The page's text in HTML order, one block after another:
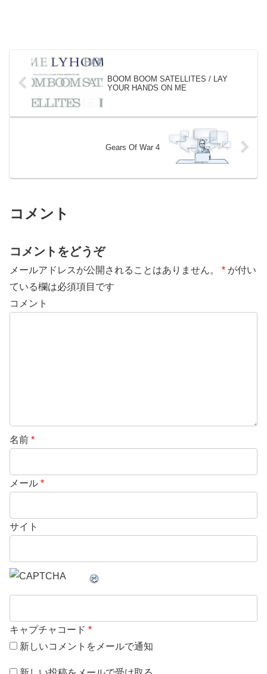
BOOM BOOM SATELLITES / LAY
YOUR HANDS ON ME
Gears Of War 4
コメント
コメントをどうぞ
メールアドレスが公開されることはありません。 * が付い
ている欄は必須項目です
コメント
名前 *
メール *
サイト
キャプチャコード *
新しいコメントをメールで通知